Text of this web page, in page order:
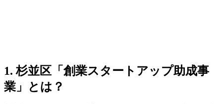
1. 杉並区「創業スタートアップ助成事
業」とは？